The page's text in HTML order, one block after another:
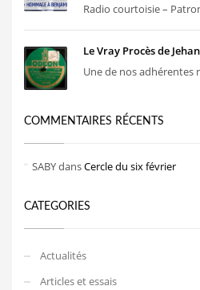
Radio courtoisie –
Le Vray Procès de
Une de nos adhérentes
COMMENTAIRES RÉCENTS
SABYdansCercle du six février
CATEGORIES
Actualités
Articles et essais